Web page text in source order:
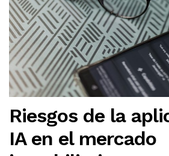
Riesgos de la
IA en el mercado